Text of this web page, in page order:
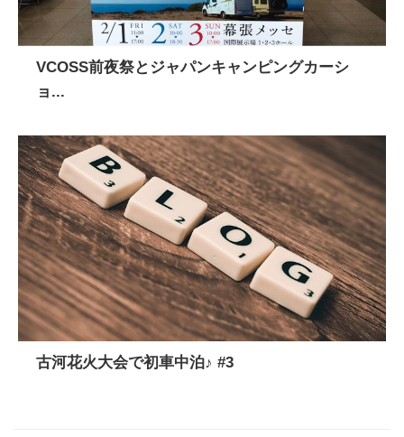
VCOSS前夜祭とジャパンキャンピングカーシ
ョ...
古河花火大会で初車中泊♪ #3